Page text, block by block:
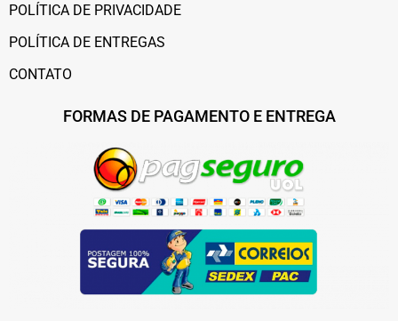
POLÍTICA DE PRIVACIDADE
POLÍTICA DE ENTREGAS
CONTATO
FORMAS DE PAGAMENTO E ENTREGA